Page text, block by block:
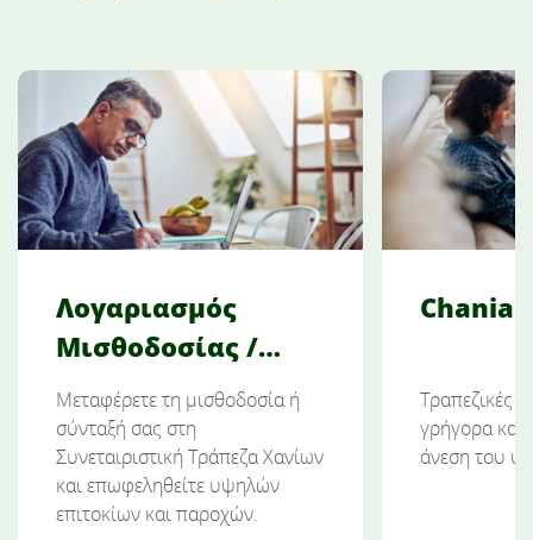
Λογαριασμός
Μισθοδοσίας /
Σύνταξης
Μεταφέρετε τη μισθοδοσία ή
σύνταξή σας στη
Συνεταιριστική Τράπεζα Χανίων
και επωφεληθείτε υψηλών
επιτοκίων και παροχών.
Chania
Τραπεζικές
γρήγορα και
άνεση του